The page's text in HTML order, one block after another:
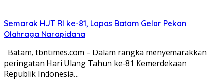
Semarak HUT RI ke-81, Lapas Batam Gelar Pekan
Olahraga Narapidana
Batam, tbntimes.com – Dalam rangka menyemarakkan
peringatan Hari Ulang Tahun ke-81 Kemerdekaan
Republik Indonesia…